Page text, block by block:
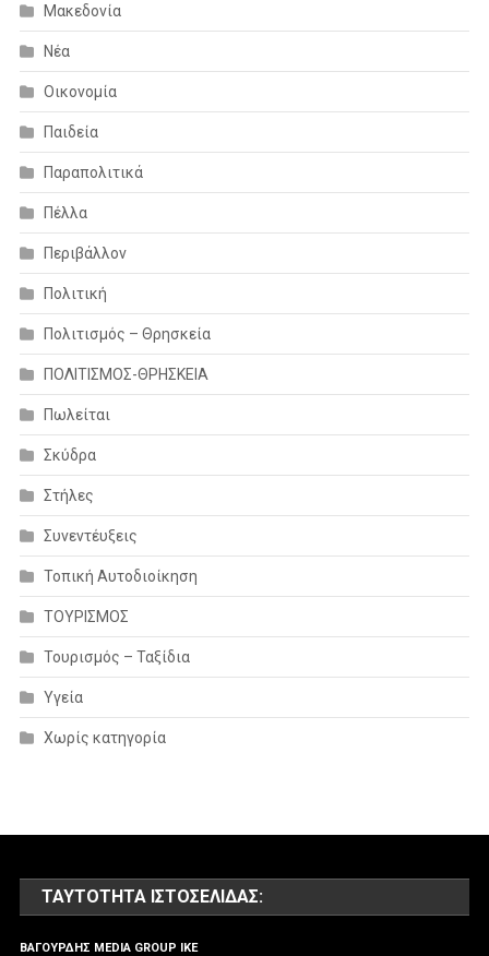
Μακεδονία
Νέα
Οικονομία
Παιδεία
Παραπολιτικά
Πέλλα
Περιβάλλον
Πολιτική
Πολιτισμός – Θρησκεία
ΠΟΛΙΤΙΣΜΟΣ-ΘΡΗΣΚΕΙΑ
Πωλείται
Σκύδρα
Στήλες
Συνεντέυξεις
Τοπική Αυτοδιοίκηση
ΤΟΥΡΙΣΜΟΣ
Τουρισμός – Ταξίδια
Υγεία
Χωρίς κατηγορία
ΤΑΥΤΌΤΗΤΑ ΙΣΤΟΣΕΛΊΔΑΣ:
ΒΑΓΟΥΡΔΗΣ MEDIA GROUP IKE